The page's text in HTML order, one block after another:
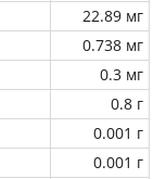
22.89 мг
0.738 мг
0.3 мг
0.8 г
0.001 г
0.001 г